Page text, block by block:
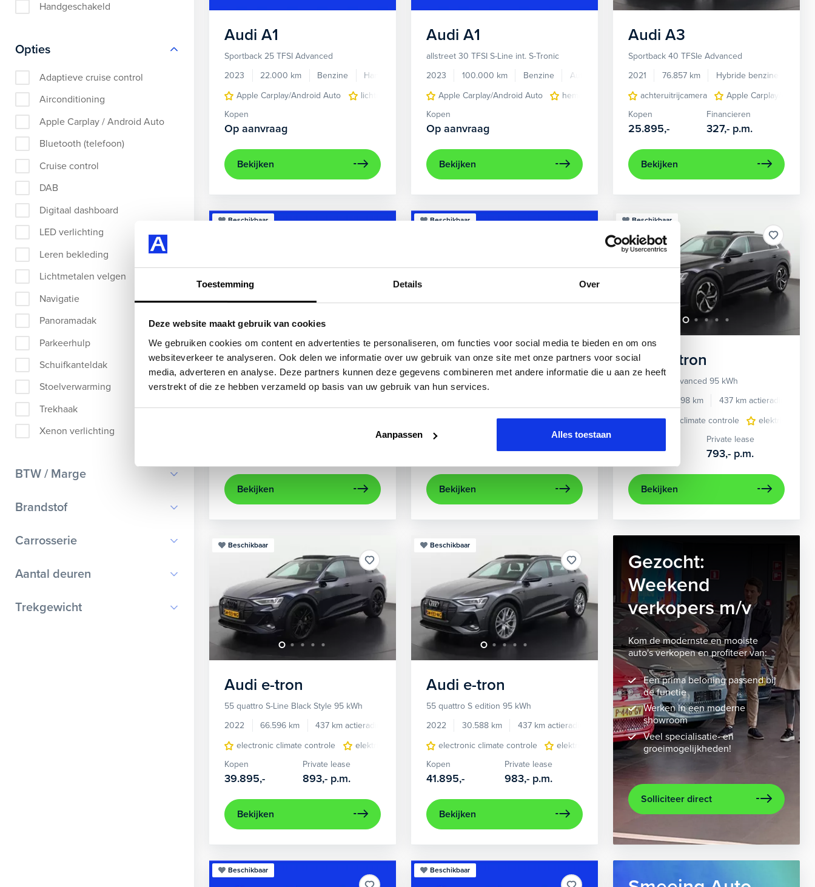
Toestemming Details Over
Deze website maakt gebruik van cookies
We gebruiken cookies om content en advertenties te personaliseren, om functies voor social media te bieden en om ons
websiteverkeer te analyseren. Ook delen we informatie over uw gebruik van onze site met onze partners voor social
media, adverteren en analyse. Deze partners kunnen deze gegevens combineren met andere informatie die u aan ze heeft
verstrekt of die ze hebben verzameld op basis van uw gebruik van hun services.
Aanpassen Alles toestaan
Handgeschakeld
Opties
Adaptieve cruise control
Airconditioning
Apple Carplay / Android Auto
Bluetooth (telefoon)
Cruise control
DAB
Digitaal dashboard
LED verlichting
Leren bekleding
Lichtmetalen velgen
Navigatie
Panoramadak
Parkeerhulp
Schuifkanteldak
Stoelverwarming
Trekhaak
Xenon verlichting
BTW / Marge
BTW
Brandstof
Benzine
Elektrisch
Hybride benzine
Carrosserie
Bestelauto
Chassis cabine
Aantal deuren
Trekgewicht
Audi A1
Sportback 25 TFSI Advanced
2023
22.000 km Benzine
Handgeschakeld
Apple Carplay/Android Auto
lichtmetalen velgen 5-spaaks 17"
voorstoelen verwarmd
Kopen
Op aanvraag
Bekijken
Audi A1
allstreet 30 TFSI S-Line int. S-Tronic
2023
100.000 km Benzine
Automaat
Apple Carplay/Android Auto
hemelbekleding donker lichtmetalen velgen 7-spaaks 17"
Kopen
Op aanvraag
Bekijken
Audi A3
Sportback 40 TFSIe Advanced
2021
76.857 km Hybride benzine
achteruitrijcamera
Apple Carplay/Android
Kopen
25.895,-
Financieren
327,- p.m.
Bekijken
Beschikbaar
Audi A3
Sportback 40 TFSIe Plug-In
electronic climate controle elektrisch glazen panorama-dak lederen bekleding
Bekijken
Beschikbaar
Audi A3
Sportback 40 TFSIe Advanced
achteruitrijcamera
Apple Carplay/Android Auto electronic climate controle
lichtmetalen
Kopen
Bekijken
Beschikbaar
Audi e-tron
55 quattro Advanced 95 kWh
34.998 km 437 km actieradius
electronic climate controle
elektrisch
36.895,-
Private lease
793,- p.m.
Bekijken
Beschikbaar
Audi e-tron
55 quattro S-Line Black Style 95 kWh
2022
66.596 km 437 km actieradius
Elektrisch
electronic climate controle
elektrisch glazen panorama-dak lichtmetalen velgen 10-spaaks 21" luxe lederen bekleding metaalkleur
Kopen
39.895,-
Private lease
893,- p.m.
Bekijken
Beschikbaar
Audi e-tron
55 quattro S edition 95 kWh
2022
30.588 km 437 km actieradius
Elektrisch
electronic climate controle
elektrisch glazen panorama-dak lederen/stof bekleding
Kopen
41.895,-
Private lease
983,- p.m.
Bekijken
Gezocht:
Weekend
verkopers m/v
Kom de modernste en mooiste
auto's verkopen en profiteer van:
Een prima beloning passend bij
de functie
Werken in een moderne
showroom
Veel specialisatie- en
groeimogelijkheden!
Solliciteer direct
Beschikbaar Beschikbaar